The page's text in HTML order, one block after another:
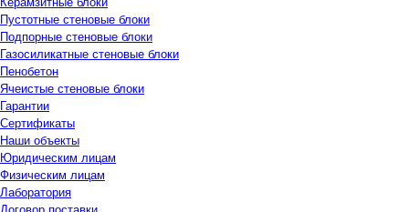
Пустотные стеновые блоки
Подпорные стеновые блоки
Газосиликатные стеновые блоки
Пенобетон
Ячеистые стеновые блоки
Гарантии
Сертификаты
Наши объекты
Юридическим лицам
Физическим лицам
Лаборатория
Договор поставки